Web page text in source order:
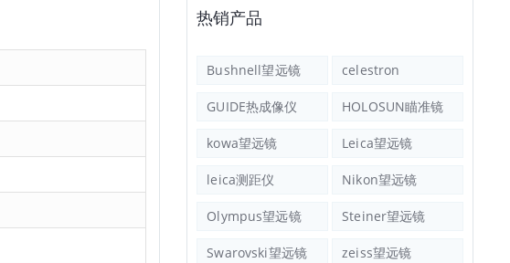
热销产品
Bushnell望远镜 celestron
GUIDE热成像仪 HOLOSUN瞄准镜
kowa望远镜 Leica望远镜
leica测距仪 Nikon望远镜
Olympus望远镜 Steiner望远镜
Swarovski望远镜 zeiss望远镜